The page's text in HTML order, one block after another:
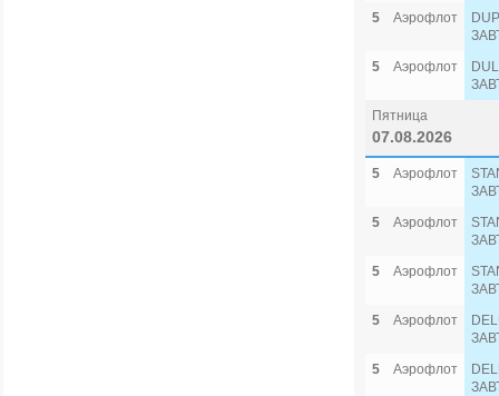
5
Аэрофлот
5
Аэрофлот
Пятница
07.08.2026
5 Аэрофлот
5
Аэрофлот
5
Аэрофлот
5
Аэрофлот
5
Аэрофлот